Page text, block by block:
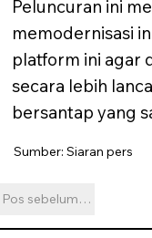
Peluncuran ini
memodernisasi
platform ini agar
secara lebih
bersantap yang
Sumber: Siaran pers
Pos sebelumnya